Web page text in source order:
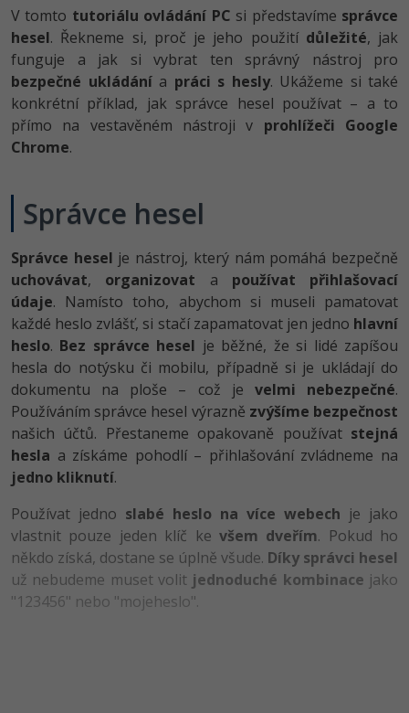
Objektové programování - OOP
Umělá inteligence
HTML5, CSS3, Bootstrap, SEO
UML a návrhové vzory
React
Spring
ASP.NET MVC
Django
Best practices
C# .NET
Java
PHP
HTML / CSS
UML a návrhové vzory
MySQL/MariaDB
MS-SQL
SQLite
Front-end developer
Vývojář mobilních aplikací
Specialista na AI a bigdata
Webdesigner
Systémový administrátor
Grafik / UX/UI návrhář
3D grafik
Projektový manažer
Databázový analytik
Copywriter
WordPress specialista
SEO specialista
C#.NET -80%
Python -80%
JavaScript -80%
C++ -80%
Swift
Kotlin -80%
-80%
VB.NET
SQL
Návrh SW -80%
Algoritmy
Umělá inteligence (AI) -10%
Pro děti
Datová analýza
Digitální gramotnost
Marketing -30%
SEO -30%
UX
Business
Kryptoměny -25%
Copywriting -30%
MS Office -80%
Google Dokumenty
Time management
Windows
Linux
V tomto tutoriálu ovládání PC si představíme správce
hesel. Řekneme si, proč je jeho použití důležité, jak
funguje a jak si vybrat ten správný nástroj pro
bezpečné ukládánía práci s hesly. Ukážeme si také
konkrétní příklad, jak správce hesel používat – a to
přímo na vestavěném nástroji v prohlížeči Google
Chrome.
Správce hesel
Správce hesel je nástroj, který nám pomáhá bezpečně
uchovávat, organizovat a používat přihlašovací
údaje. Namísto toho, abychom si museli pamatovat
každé heslo zvlášť, si stačí zapamatovat jen jedno hlavní
heslo. Bez správce hesel je běžné, že si lidé zapíšou
hesla do notýsku či mobilu, případně si je ukládají do
dokumentu na ploše – což je velmi nebezpečné.
Používáním správce hesel výrazně zvýšíme bezpečnost
našich účtů. Přestaneme opakovaně používat stejná
hesla a získáme pohodlí – přihlašování zvládneme na
jedno kliknutí.
Používat jedno slabé heslo na více webech je jako
vlastnit pouze jeden klíč ke všem dveřím. Pokud ho
někdo získá, dostane se úplně všude. Díky správci hesel
už nebudeme muset volit jednoduché kombinace jako
"123456" nebo "mojeheslo".